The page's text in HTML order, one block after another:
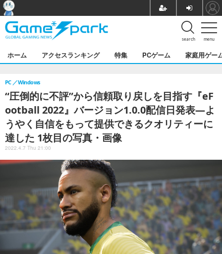
menu
search
ホーム アクセスランキング 特集 PCゲーム 家庭用ゲー
“圧倒的に不評”から信頼取り戻しを目指す『eF
ootball 2022』バージョン1.0.0配信日発表―よ
うやく自信をもって提供できるクオリティーに
達した 1枚目の写真・画像
PC Windows
2022.4.7 Thu 21:00